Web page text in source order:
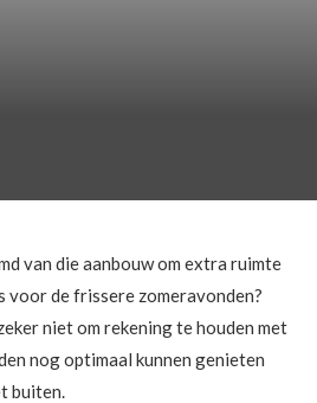
van die aanbouw om extra ruimte
voor de frissere zomeravonden?
niet om rekening te houden met
nog optimaal kunnen genieten
buiten.